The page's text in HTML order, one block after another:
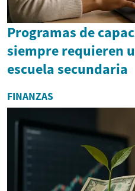
Programas de
siempre requieren
escuela secundaria
FINANZAS